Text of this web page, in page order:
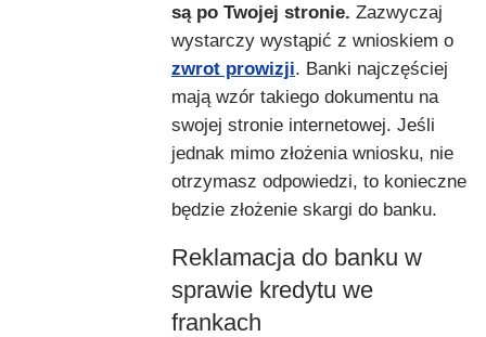
są po Twojej stronie. Zazwyczaj
wystarczy wystąpić z wnioskiem o
zwrot prowizji. Banki najczęściej
mają wzór takiego dokumentu na
swojej stronie internetowej. Jeśli
jednak mimo złożenia wniosku, nie
otrzymasz odpowiedzi, to konieczne
będzie złożenie skargi do banku.
Reklamacja do banku w
sprawie kredytu we
frankach